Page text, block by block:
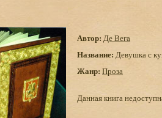
Автор: Де Вега
Название: Девушка с
Жанр: Проза
Данная книга